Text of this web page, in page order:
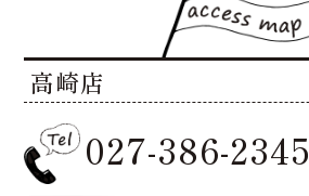
高崎店
027-386-2345